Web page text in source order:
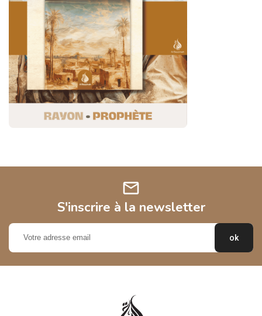
mail
S'inscrire à la newsletter